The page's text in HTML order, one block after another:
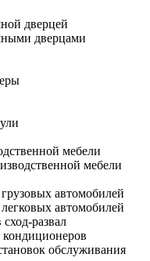
дверцей
дверцами
мебели
мебели
автомобилей
автомобилей
развал
кондиционеров
обслуживания